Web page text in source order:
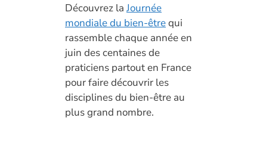
Découvrez laJournée
mondiale du bien-êtrequi
rassemble chaque année en
juin des centaines de
praticiens partout en France
pour faire découvrir les
disciplines du bien-être au
plus grand nombre.